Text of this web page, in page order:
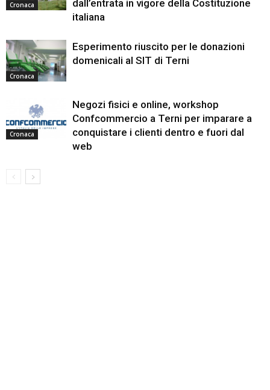
Cronaca
dall’entrata in vigore della Costituzione
italiana
Cronaca
Esperimento riuscito per le donazioni
domenicali al SIT di Terni
Cronaca
Negozi fisici e online, workshop
Confcommercio a Terni per imparare a
conquistare i clienti dentro e fuori dal
web